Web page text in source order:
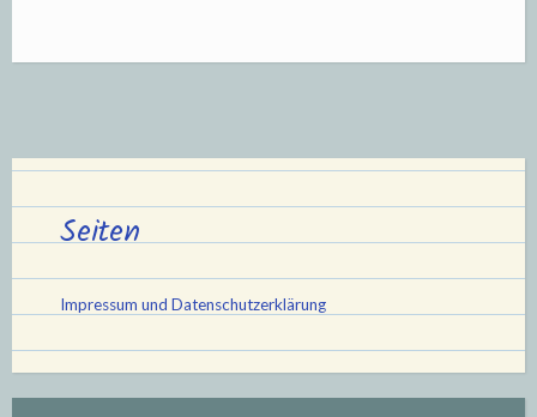
Seiten
Impressum und Datenschutzerklärung